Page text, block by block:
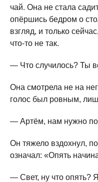
чай. Она не стала
опёршись бедром о
взгляд, и только
что-то не так.
— Что случилось? Ты
Она смотрела не на
голос был ровным,
— Артём, нам нужно
Он тяжело вздохнул,
означал: «Опять
— Свет, ну что опять?